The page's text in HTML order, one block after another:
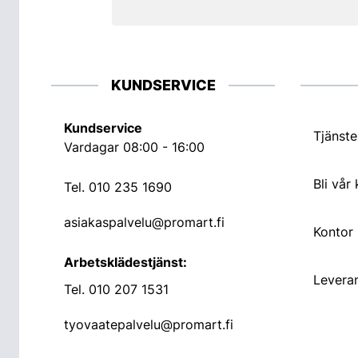
KUNDSERVICE
Kundservice
Vardagar 08:00 - 16:00
Tel. 010 235 1690
asiakaspalvelu@promart.fi
Arbetsklädestjänst:
Tel. 010 207 1531
tyovaatepalvelu@promart.fi
Bli vår
Kontor